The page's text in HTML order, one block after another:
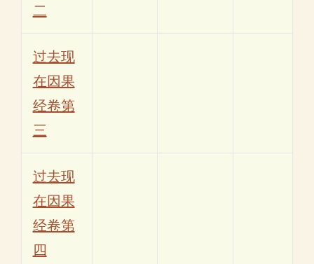
二
过去现
在因果
经卷第
三
过去现
在因果
经卷第
四